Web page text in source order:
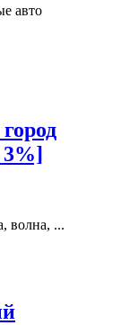
авто
волна, ...